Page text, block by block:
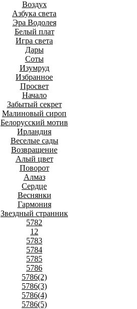
Воздух
Азбука света
Эра Водолея
Белый плат
Игра света
Дары
Соты
Изумруд
Избранное
Просвет
Начало
Забытый секрет
Малиновый сироп
Белорусский мотив
Ирландия
Веселые сады
Возвращение
Алый цвет
Поворот
Алмаз
Сердце
Веснянки
Гармония
Звездный странник
5782
12
5783
5784
5785
5786
5786(2)
5786(3)
5786(4)
5786(5)